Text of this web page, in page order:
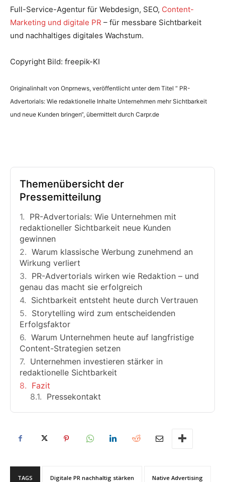
Full-Service-Agentur für Webdesign, SEO, Content-
Marketing und digitale PR – für messbare Sichtbarkeit
und nachhaltiges digitales Wachstum.
Copyright Bild: freepik-KI
Originalinhalt von Onprnews, veröffentlicht unter dem Titel “ PR-
Advertorials: Wie redaktionelle Inhalte Unternehmen mehr Sichtbarkeit
und neue Kunden bringen“, übermittelt durch Carpr.de
Themenübersicht der
Pressemitteilung
PR-Advertorials: Wie Unternehmen mit
redaktioneller Sichtbarkeit neue Kunden
gewinnen
Warum klassische Werbung zunehmend an
Wirkung verliert
PR-Advertorials wirken wie Redaktion – und
genau das macht sie erfolgreich
Sichtbarkeit entsteht heute durch Vertrauen
Storytelling wird zum entscheidenden
Erfolgsfaktor
Warum Unternehmen heute auf langfristige
Content-Strategien setzen
Unternehmen investieren stärker in
redaktionelle Sichtbarkeit
Fazit
Pressekontakt
TAGS Digitale PR nachhaltig stärken Native Advertising